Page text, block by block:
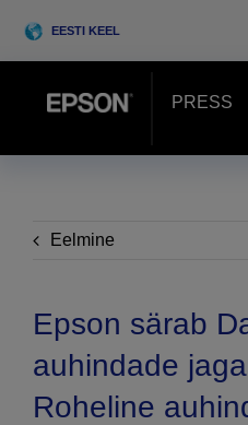
EESTI KEEL
PRESS
Kliendilood
Sündmused
Eelmine
Epson särab
auhindade
Roheline